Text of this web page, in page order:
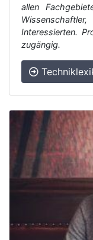
allen
Interessierten.
zugängig.